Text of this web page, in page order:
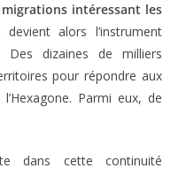
intéressant les
devient alors l’instrument
Des dizaines de milliers
pour répondre aux
Parmi eux, de
dans cette continuité